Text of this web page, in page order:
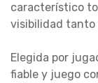
característico
visibilidad tanto
Elegida por
fiable y juego